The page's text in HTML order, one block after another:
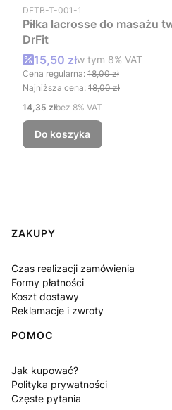
Kod produktu
DFTB-T-001-1
Piłka lacrosse do masażu
DrFit
Cena promocyjna brutto
15,50 złw tym %s VAT
w tym 8% VAT
Cena regularna: 18,00 zł
Najniższa cena: 18,00 zł
Cena netto
14,35 złbez 8% VAT
Do koszyka
Linki w stopce
ZAKUPY
Czas realizacji zamówienia
Formy płatności
Koszt dostawy
Reklamacje i zwroty
POMOC
Jak kupować?
Polityka prywatności
Częste pytania